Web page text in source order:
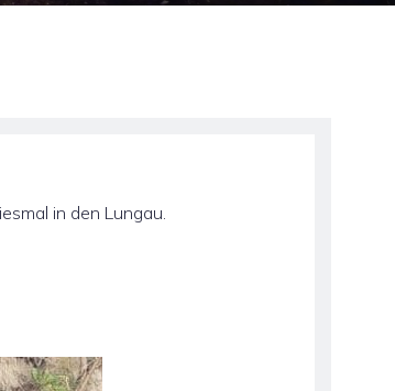
in den Lungau.